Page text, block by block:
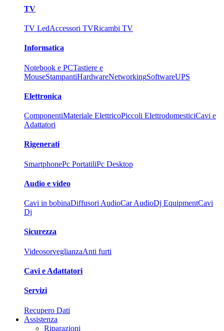
TV
TV LedAccessori TVRicambi TV
Informatica
Notebook e PCTastiere e
MouseStampantiHardwareNetworkingSoftwareUPS
Elettronica
ComponentiMateriale ElettricoPiccoli ElettrodomesticiCavi e
Adattatori
Rigenerati
SmartphonePc PortatiliPc Desktop
Audio e video
Cavi in bobinaDiffusori AudioCar AudioDj EquipmentCavi
Dj
Sicurezza
VideosorveglianzaAnti furti
Cavi e Adattatori
Servizi
Recupero Dati
Assistenza
Riparazioni